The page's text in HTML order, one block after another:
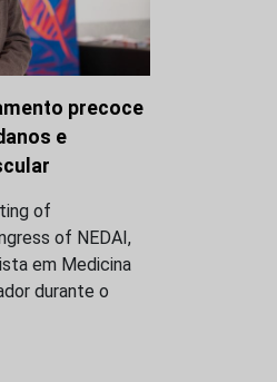
precoce
e
of
of NEDAI,
em Medicina
durante o